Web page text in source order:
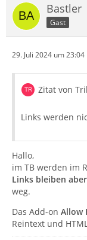
Bastler
Gast
29. Juli 2024 um 23:04
Zitat von
Links werden
Hallo,
im TB werden im
Links bleiben
weg.
Das Add-on Allow
Reintext und